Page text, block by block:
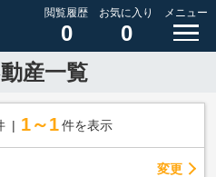
閲覧履歴
0
お気に入り
0
メニュー
産一覧
1～1 件を表示
変更